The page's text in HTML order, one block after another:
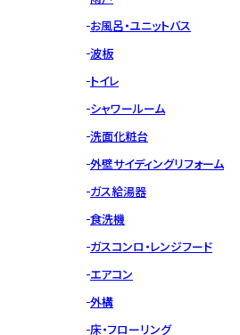
お風呂・ユニットバス
波板
トイレ
シャワールーム
洗面化粧台
外壁サイディングリフォーム
ガス給湯器
食洗機
ガスコンロ・レンジフード
エアコン
外構
床・フローリング